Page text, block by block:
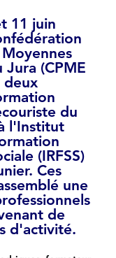
11 juin
Jura (CPME
deux
du
l'Institut
(IRFSS)
Ces
une
de
d'activité.